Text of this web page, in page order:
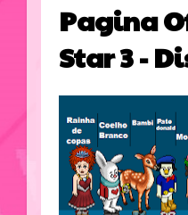
Pagina
Star 3 -